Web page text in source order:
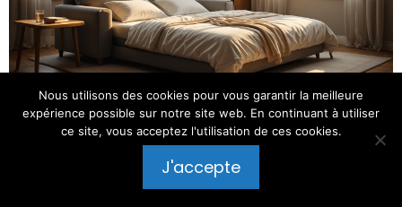
7 astuces pour transformer votre salon en
chambre d’amis avec un canapé convertible
Publier un commentaire
Nous utilisons des cookies pour vous garantir la meilleure
expérience possible sur notre site web. En continuant à utiliser
ce site, vous acceptez l'utilisation de ces cookies.
J'accepte